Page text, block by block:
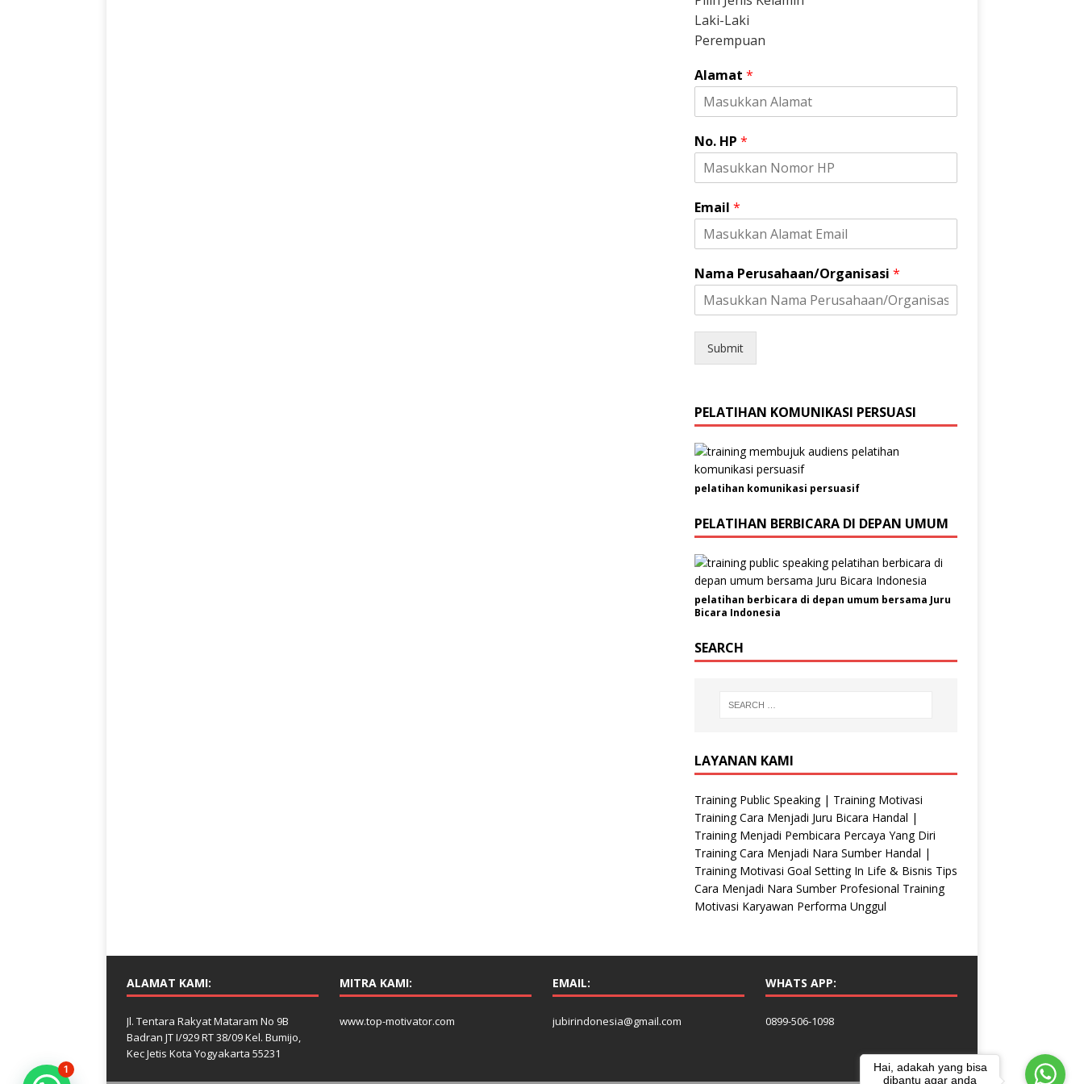
Laki-Laki
Perempuan
Alamat *
No. HP *
Email *
Nama Perusahaan/Organisasi *
Submit
PELATIHAN KOMUNIKASI PERSUASI
pelatihan komunikasi persuasif
PELATIHAN BERBICARA DI DEPAN UMUM
pelatihan berbicara di depan umum bersama Juru
Bicara Indonesia
SEARCH
LAYANAN KAMI
Training Public Speaking | Training Motivasi
Training Cara Menjadi Juru Bicara Handal |
Training Menjadi Pembicara Percaya Yang Diri
Training Cara Menjadi Nara Sumber Handal |
Training Motivasi Goal Setting In Life & Bisnis Tips
Cara Menjadi Nara Sumber Profesional Training
Motivasi Karyawan Performa Unggul
ALAMAT KAMI:
Jl. Tentara Rakyat Mataram No 9B
Badran JT I/929 RT 38/09 Kel. Bumijo,
Kec Jetis Kota Yogyakarta 55231
MITRA KAMI:
www.top-motivator.com
EMAIL:
jubirindonesia@gmail.com
WHATS APP:
0899-506-1098
1
Hai, adakah yang bisa
dibantu agar anda